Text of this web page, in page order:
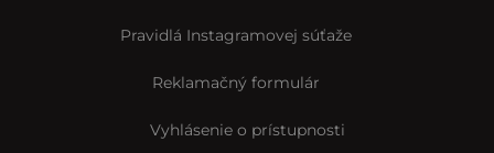
Pravidlá Instagramovej súťaže
Reklamačný formulár
Vyhlásenie o prístupnosti